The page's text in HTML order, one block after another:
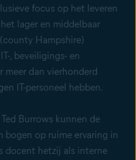
focus op het leveren
lager en middelbaar
Hampshire)
, beveiligings- en
meer dan vierhonderd
IT-personeel hebben.
Burrows kunnen de
bogen op ruime ervaring in
docent hetzij als interne